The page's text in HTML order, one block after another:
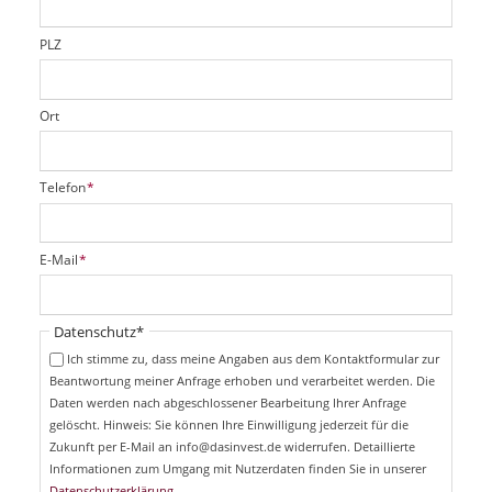
d
PLZ
Ort
P
f
i
c
t
f
Telefon*
P
f
i
E-Mail*
Pflichtfeld
Datenschutz*
Ich stimme zu, dass meine Angaben aus dem Kontaktformular zur
Beantwortung meiner Anfrage erhoben und verarbeitet werden. Die
Daten werden nach abgeschlossener Bearbeitung Ihrer Anfrage
gelöscht. Hinweis: Sie können Ihre Einwilligung jederzeit für die
Zukunft per E-Mail an info@dasinvest.de widerrufen. Detaillierte
Informationen zum Umgang mit Nutzerdaten finden Sie in unserer